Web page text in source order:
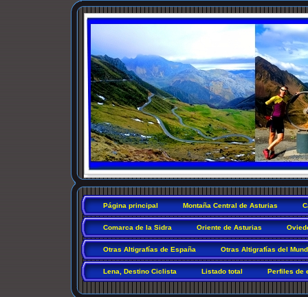
Página principal Montaña Central de Asturias
Comarca de la Sidra Oriente de Asturias
Otras Altigrafías de España Otras Altigrafías del
Lena, Destino Ciclista Listado total Perfiles de